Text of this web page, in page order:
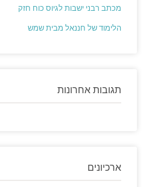
מכתב רבני ישבות לגיוס כוח חזק
הלימוד של חננאל מבית שמש
תגובות אחרונות
ארכיונים